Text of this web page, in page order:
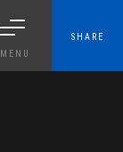
MENU
SHARE